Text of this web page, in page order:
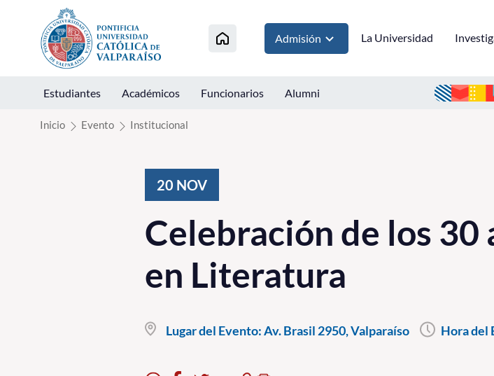
Click acá para ir directamente al contenido
Admisión La Universidad
Estudiantes Académicos Funcionarios Alumni
Inicio Evento Institucional
20 NOV
Celebración de los
en Literatura
Lugar del Evento:Av. Brasil 2950, Valparaíso Hora del